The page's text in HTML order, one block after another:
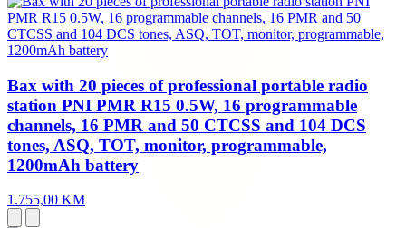
Bax with 20 pieces of professional portable radio
station PNI PMR R15 0.5W, 16 programmable
channels, 16 PMR and 50 CTCSS and 104 DCS
tones, ASQ, TOT, monitor, programmable,
1200mAh battery
1.755,00 KM